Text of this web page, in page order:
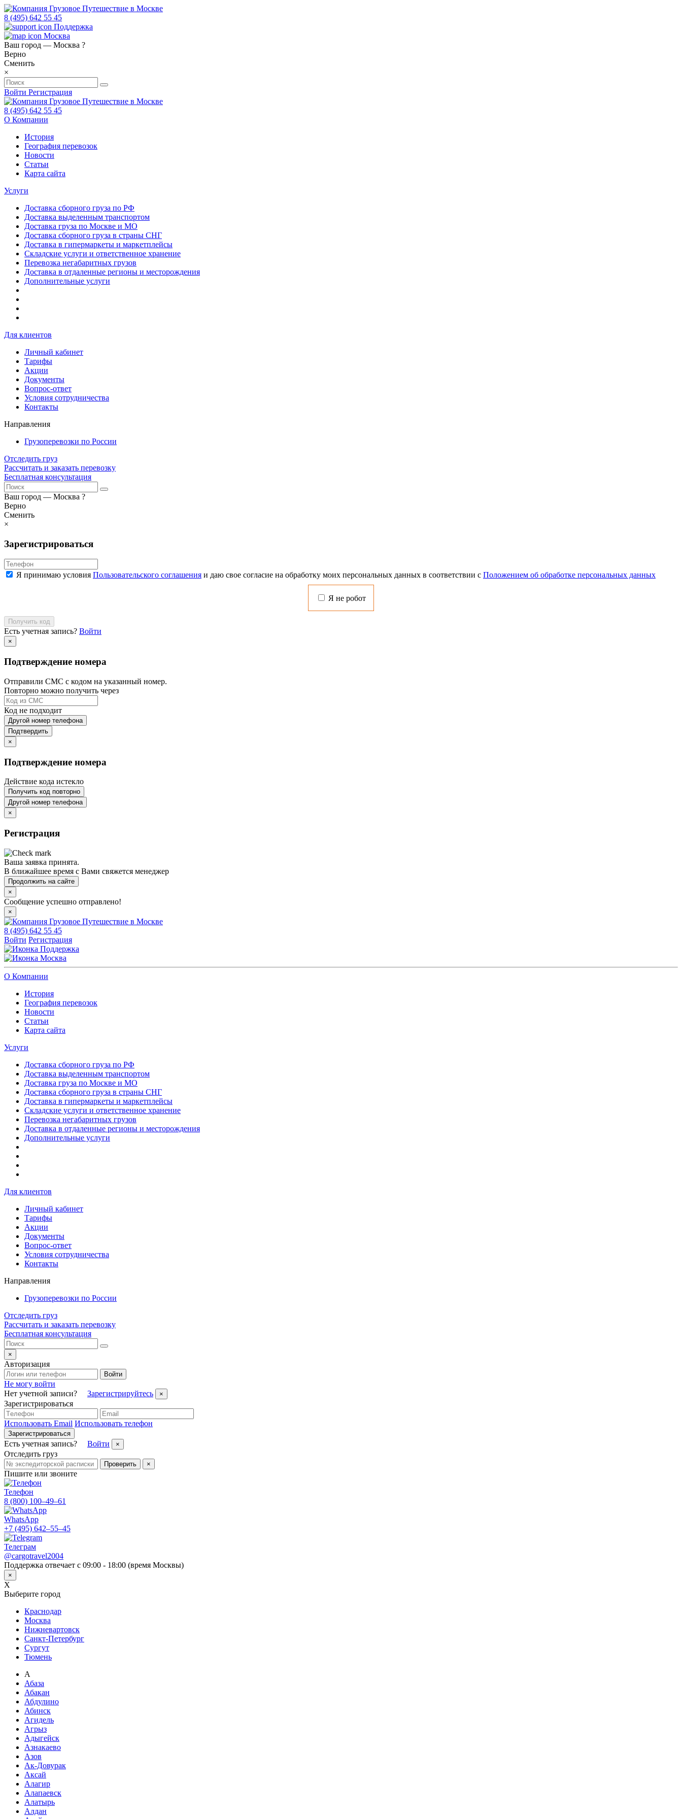
8 (495) 642 55 45
Поддержка
Москва
Ваш город — Москва ?
Верно
Сменить
×
Войти Регистрация
8 (495) 642 55 45
О Компании
История
География перевозок
Новости
Статьи
Карта сайта
Услуги
Доставка сборного груза по РФ
Доставка выделенным транспортом
Доставка груза по Москве и МО
Доставка сборного груза в страны СНГ
Доставка в гипермаркеты и маркетплейсы
Складские услуги и ответственное хранение
Перевозка негабаритных грузов
Доставка в отдаленные регионы и месторождения
Дополнительные услуги
Для клиентов
Личный кабинет
Тарифы
Акции
Документы
Вопрос-ответ
Условия сотрудничества
Контакты
Направления
Грузоперевозки по России
Отследить груз
Рассчитать и заказать перевозку
Бесплатная консультация
Ваш город — Москва ?
Верно
Сменить
×
Зарегистрироваться
Я принимаю условия Пользовательского соглашения и даю свое согласие на обработку моих персональных данных в соответствии с Положением об обработке персональных данных
Я не робот
Получить код
Есть учетная запись? Войти
×
Подтверждение номера
Отправили СМС с кодом на указанный номер.
Повторно можно получить через
Код не подходит
Другой номер телефона
Подтвердить
×
Подтверждение номера
Действие кода истекло
Получить код повторно
Другой номер телефона
×
Регистрация
Ваша заявка принята.
В ближайшее время с Вами свяжется менеджер
Продолжить на сайте
×
Сообщение успешно отправлено!
×
8 (495) 642 55 45
Войти Регистрация
Поддержка
Москва
О Компании
История
География перевозок
Новости
Статьи
Карта сайта
Услуги
Доставка сборного груза по РФ
Доставка выделенным транспортом
Доставка груза по Москве и МО
Доставка сборного груза в страны СНГ
Доставка в гипермаркеты и маркетплейсы
Складские услуги и ответственное хранение
Перевозка негабаритных грузов
Доставка в отдаленные регионы и месторождения
Дополнительные услуги
Для клиентов
Личный кабинет
Тарифы
Акции
Документы
Вопрос-ответ
Условия сотрудничества
Контакты
Направления
Грузоперевозки по России
Отследить груз
Рассчитать и заказать перевозку
Бесплатная консультация
×
Авторизация
Войти
Не могу войти
Нет учетной записи?
Зарегистрируйтесь ×
Зарегистрироваться
Использовать Email Использовать телефон
Зарегистрироваться
Есть учетная запись? Войти ×
Отследить груз
Проверить ×
Пишите или звоните
Телефон
8 (800) 100–49–61
WhatsApp
+7 (495) 642–55–45
Телеграм
@cargotravel2004
Поддержка отвечает с 09:00 - 18:00 (время Москвы)
×
X
Выберите город
Краснодар
Москва
Нижневартовск
Санкт-Петербург
Сургут
Тюмень
А
Абаза
Абакан
Абдулино
Абинск
Агидель
Агрыз
Адыгейск
Азнакаево
Азов
Ак-Довурак
Аксай
Алагир
Алапаевск
Алатырь
Алдан